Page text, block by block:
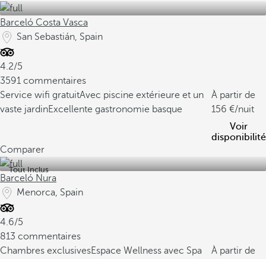
Barceló Costa Vasca
San Sebastián, Spain
4.2/5
3591 commentaires
Service wifi gratuitAvec piscine extérieure et un
vaste jardinExcellente gastronomie basque
À partir de
156
/nuit
Voir
disponibilité
Comparer
Tout Inclus
Barceló Nura
Menorca, Spain
4.6/5
813 commentaires
Chambres exclusivesEspace Wellness avec Spa
À partir de